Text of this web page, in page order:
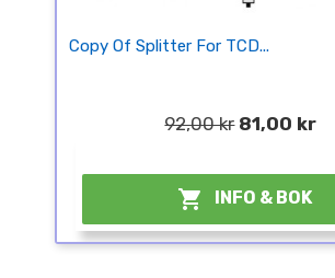
Copy Of Splitter For TCD...
92,00 kr 81,00 kr
 INFO & BOK